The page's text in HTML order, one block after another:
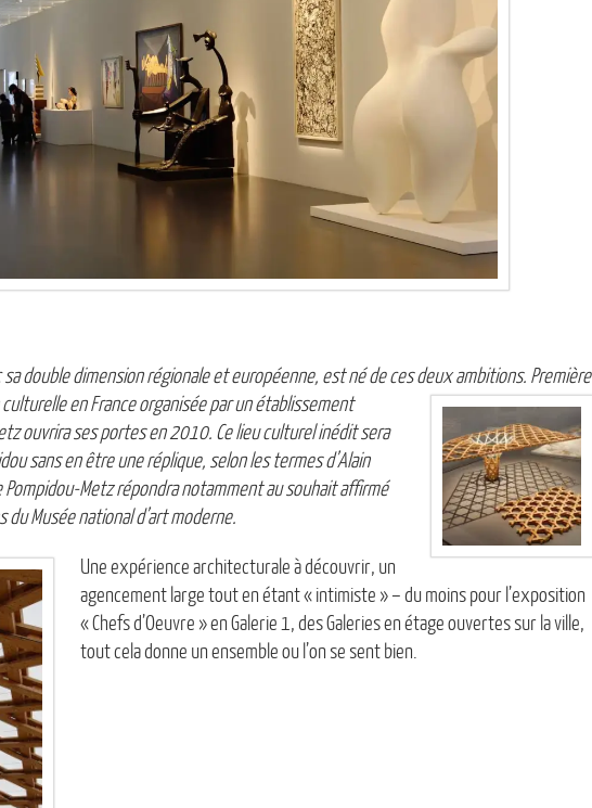
sa double dimension régionale et européenne, est né de ces deux ambitions. Première
en France organisée par un établissement
ouvrira ses portes en 2010. Ce lieu culturel inédit sera
sans en être une réplique, selon les termes d’Alain
Pompidou-Metz répondra notamment au souhait affirmé
Musée national d’art moderne.
Une expérience architecturale à découvrir, un
agencement large tout en étant « intimiste » – du moins pour l’exposition
« Chefs d’Oeuvre » en Galerie 1, des Galeries en étage ouvertes sur la ville,
tout cela donne un ensemble ou l’on se sent bien.